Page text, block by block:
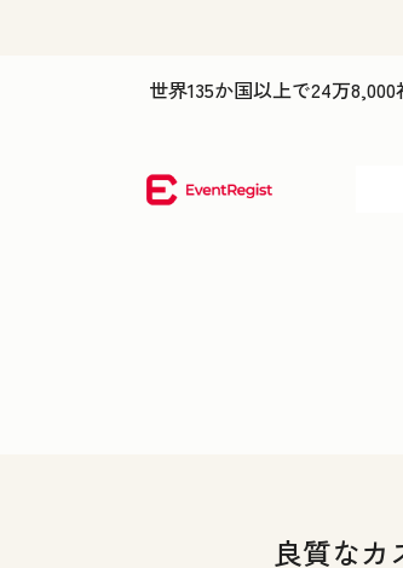
世界135か国以上で24万
良質な